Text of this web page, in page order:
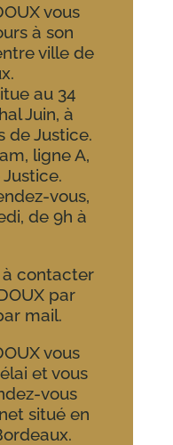
vous
à son
ville de
au 34
Juin, à
de Justice.
ligne A,
vous,
de 9h à
à contacter
par
mail.
vous
et vous
vous
situé en